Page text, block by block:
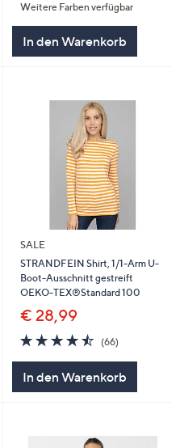
Weitere Farben verfügbar
In den Warenkorb
SALE
STRANDFEIN Shirt, 1/1-Arm U-
Boot-Ausschnitt gestreift
OEKO-TEX®Standard 100
€ 28,99
4.5
von
(66)66
In den Warenkorb